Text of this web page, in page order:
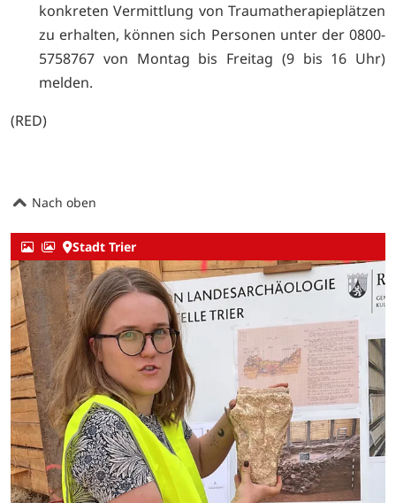
konkreten Vermittlung von Traumatherapieplätzen
zu erhalten, können sich Personen unter der 0800-
5758767 von Montag bis Freitag (9 bis 16 Uhr)
melden.
(RED)
Nach oben
Stadt Trier